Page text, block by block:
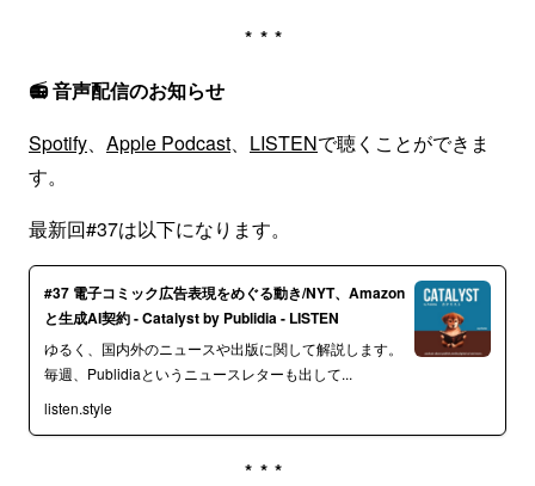
***
📻 音声配信のお知らせ
Spotify、 Apple Podcast、 LISTENで聴くことができま
す。
最新回#37は以下になります。
#37 電子コミック広告表現をめぐる動き/NYT、Amazon
と生成AI契約 - Catalyst by Publidia - LISTEN
ゆるく、国内外のニュースや出版に関して解説します。
毎週、Publidiaというニュースレターも出して...
listen.style
***